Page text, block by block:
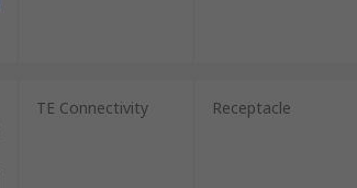
TE Connectivity Receptacle